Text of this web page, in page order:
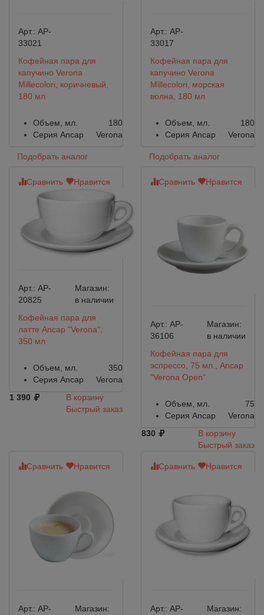
Арт.: AP-
33021
Кофейная пара для
капучино Verona
Millecolori, коричневый,
180 мл
Объем, мл.
180
Серия Ancap
Verona
Подобрать аналог
Арт.: AP-
33017
Кофейная пара для
капучино Verona
Millecolori, морская
волна, 180 мл
Объем, мл.
180
Серия Ancap
Verona
Подобрать аналог
Сравнить Нравится
Арт.: AP-
20825
Магазин:
в наличии
Кофейная пара для
латте Ancap "Verona",
350 мл
Объем, мл.
350
Серия Ancap
Verona
1 390
В корзину
Быстрый заказ
Сравнить Нравится
Арт.: AP-
36106
Магазин:
в наличии
Кофейная пара для
эспрессо, 75 мл., Ancap
"Verona Open"
Объем, мл.
75
Серия Ancap
Verona
830
В корзину
Быстрый заказ
Сравнить Нравится
Арт.: AP-
Магазин:
Сравнить Нравится
Арт.: AP-
Магазин: